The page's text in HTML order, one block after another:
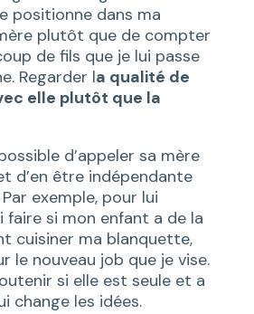
positionne dans ma
plutôt que de compter
de fils que je lui passe
Regarder la qualité de
elle plutôt que la
d’appeler sa mère
d’en être indépendante
exemple, pour lui
faire si mon enfant a de la
cuisiner ma blanquette,
le nouveau job que je vise.
si elle est seule et a
change les idées.